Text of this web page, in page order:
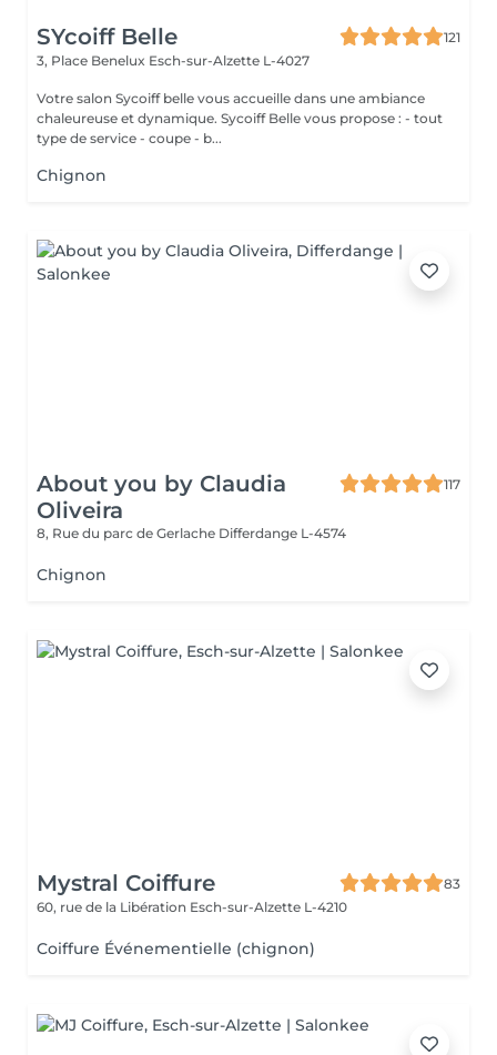
SYcoiff Belle
121
3, Place Benelux Esch-sur-Alzette L-4027
Votre salon Sycoiff belle vous accueille dans une ambiance
chaleureuse et dynamique. Sycoiff Belle vous propose : - tout
type de service - coupe - b...
Chignon
About you by Claudia
Oliveira
117
8, Rue du parc de Gerlache Differdange L-4574
Chignon
Mystral Coiffure
83
60, rue de la Libération Esch-sur-Alzette L-4210
Coiffure Événementielle (chignon)